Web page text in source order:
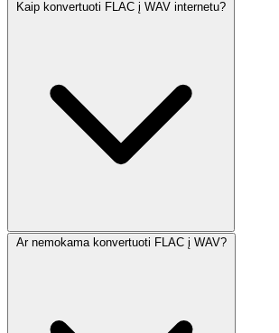
Kaip konvertuoti FLAC į WAV internetu?
Ar nemokama konvertuoti FLAC į WAV?